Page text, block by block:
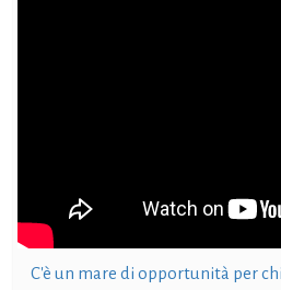
C'è un mare di opportunità per